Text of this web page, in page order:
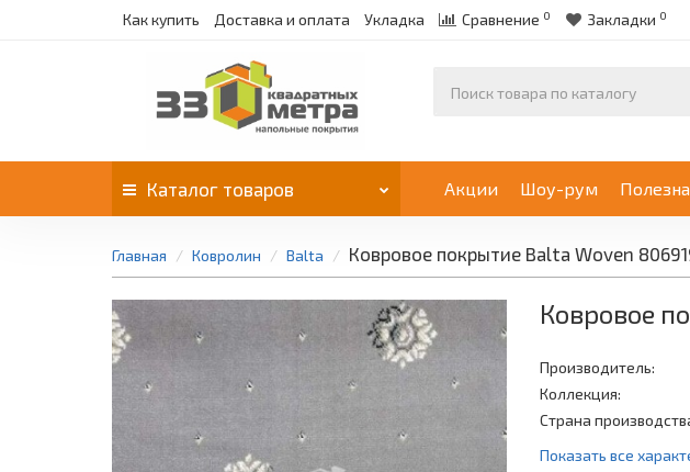
Как купить Доставка и оплата Укладка Сравнение 0 Закладки 0
Каталог товаров Акции Шоу-рум
Главная Ковролин Balta Ковровое покрытие Balta Woven
Ковровое
Производитель:
Коллекция:
Страна
Показать все